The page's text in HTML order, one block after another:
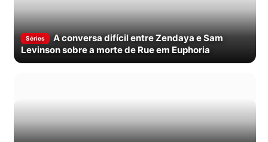
Séries
A conversa difícil entre Zendaya e Sam
Levinson sobre a morte de Rue em Euphoria